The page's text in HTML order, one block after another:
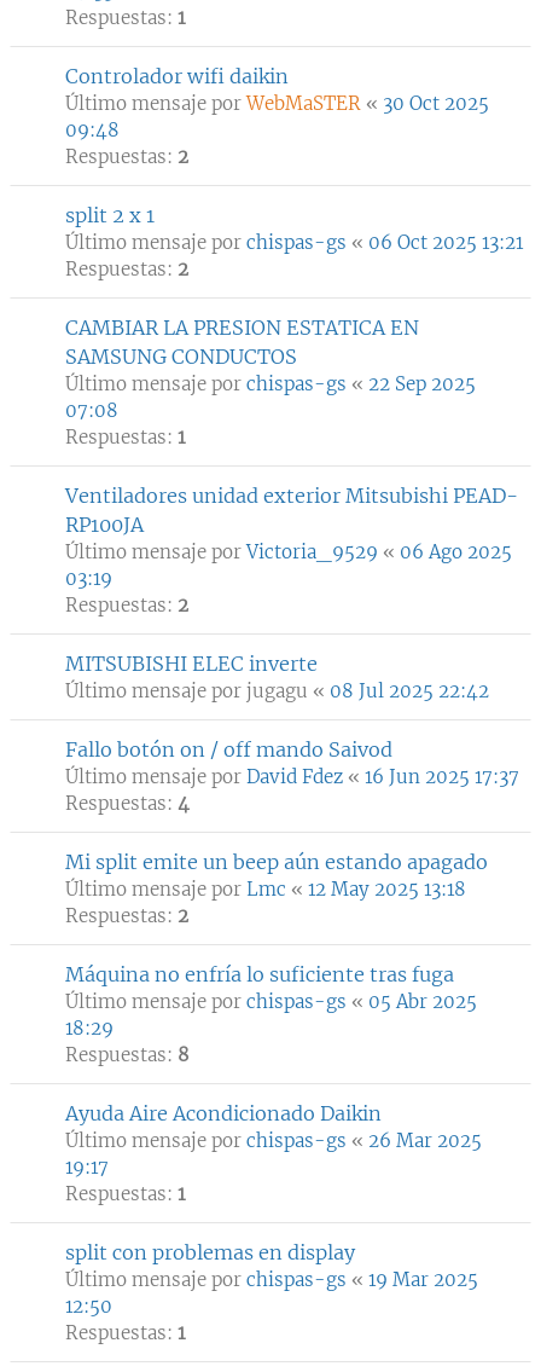
Respuestas: 1
Controlador wifi daikin
Último mensaje porWebMaSTER « 30 Oct 2025
09:48
Respuestas: 2
split 2 x 1
Último mensaje por chispas-gs « 06 Oct 2025 13:21
Respuestas: 2
CAMBIAR LA PRESION ESTATICA EN
SAMSUNG CONDUCTOS
Último mensaje por chispas-gs « 22 Sep 2025
07:08
Respuestas: 1
Ventiladores unidad exterior Mitsubishi PEAD-
RP100JA
Último mensaje porVictoria_9529 « 06 Ago 2025
03:19
Respuestas: 2
MITSUBISHI ELEC inverte
Último mensaje por jugagu « 08 Jul 2025 22:42
Fallo botón on / off mando Saivod
Último mensaje por David Fdez « 16 Jun 2025 17:37
Respuestas: 4
Mi split emite un beep aún estando apagado
Último mensaje por Lmc « 12 May 2025 13:18
Respuestas: 2
Máquina no enfría lo suficiente tras fuga
Último mensaje por chispas-gs « 05 Abr 2025
18:29
Respuestas: 8
Ayuda Aire Acondicionado Daikin
Último mensaje por chispas-gs « 26 Mar 2025
19:17
Respuestas: 1
split con problemas en display
Último mensaje por chispas-gs « 19 Mar 2025
12:50
Respuestas: 1